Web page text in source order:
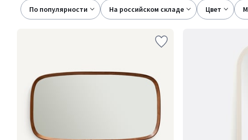
По популярности на российском складе цвет